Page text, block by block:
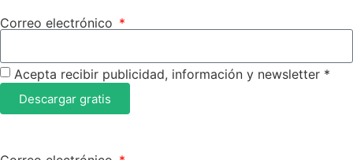
Correo electrónico
Acepta recibir publicidad, información y newsletter *
Descargar gratis